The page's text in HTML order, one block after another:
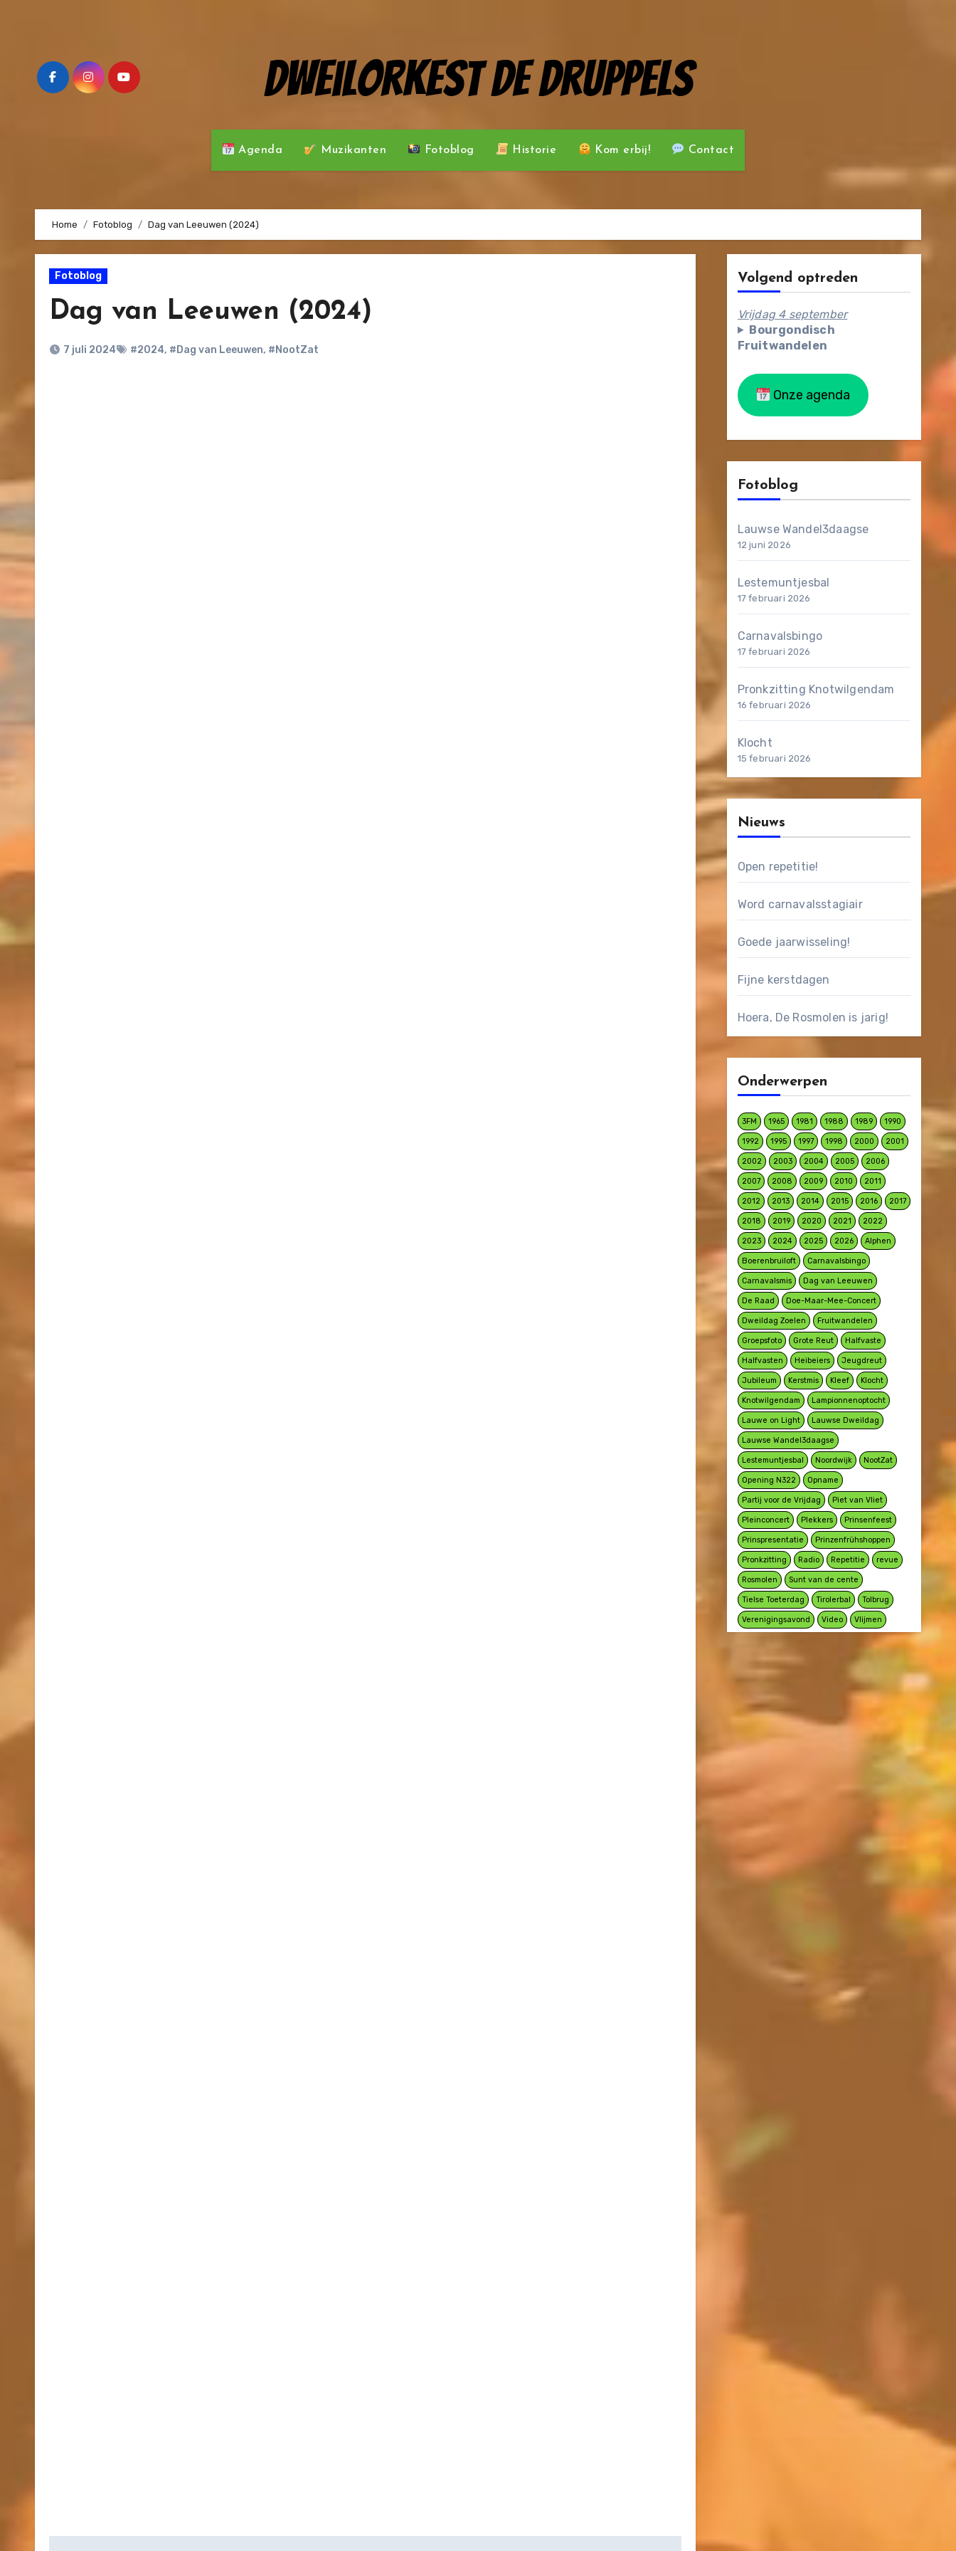
Dweilorkest De Druppels
Agenda Muzikanten Fotoblog Historie Kom erbij! Contact
Home Fotoblog Dag van Leeuwen (2024)
Fotoblog
Dag van Leeuwen (2024)
7 juli 2024 #2024, #Dag van Leeuwen, #NootZat
Volgend optreden
Vrijdag 4 september
Bourgondisch
Fruitwandelen
Onze agenda
Fotoblog
Lauwse Wandel3daagse
12 juni 2026
Lestemuntjesbal
17 februari 2026
Carnavalsbingo
17 februari 2026
Pronkzitting Knotwilgendam
16 februari 2026
Klocht
15 februari 2026
Nieuws
Open repetitie!
Word carnavalsstagiair
Goede jaarwisseling!
Fijne kerstdagen
Hoera, De Rosmolen is jarig!
Onderwerpen
3FM 1965 1981 1988 1989 1990
1992 1995 1997 1998 2000 2001
2002 2003 2004 2005 2006
2007 2008 2009 2010 2011
2012 2013 2014 2015 2016 2017
2018 2019 2020 2021 2022
2023 2024 2025 2026 Alphen
Boerenbruiloft Carnavalsbingo
Carnavalsmis Dag van Leeuwen
De Raad Doe-Maar-Mee-Concert
Dweildag Zoelen Fruitwandelen
Groepsfoto Grote Reut Halfvaste
Halfvasten Heibeiers Jeugdreut
Jubileum Kerstmis Kleef Klocht
Knotwilgendam Lampionnenoptocht
Lauwe on Light Lauwse Dweildag
Lauwse Wandel3daagse
Lestemuntjesbal Noordwijk NootZat
Opening N322 Opname
Partij voor de Vrijdag Piet van Vliet
Pleinconcert Plekkers Prinsenfeest
Prinspresentatie Prinzenfrühshoppen
Pronkzitting Radio Repetitie revue
Rosmolen Sunt van de cente
Tielse Toeterdag Tirolerbal Tolbrug
Verenigingsavond Video Vlijmen